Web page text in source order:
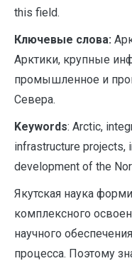
this field.
Ключевые слова:
Арктики, крупные
промышленное и
Севера.
Keywords: Arctic,
infrastructure projects,
development of the
Якутская наука
комплексного
научного
процесса. Поэтому